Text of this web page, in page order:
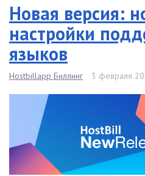
Новая версия:
настройки
языков
Hostbillapp Биллинг 3 февраля